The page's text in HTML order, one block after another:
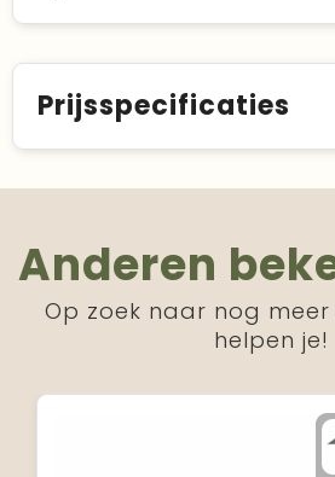
Prijsspecificaties
Anderen
Op zoek naar nog meer
helpen je!